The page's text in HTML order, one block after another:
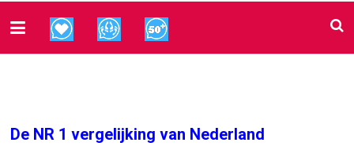
De NR 1 vergelijking van Nederland